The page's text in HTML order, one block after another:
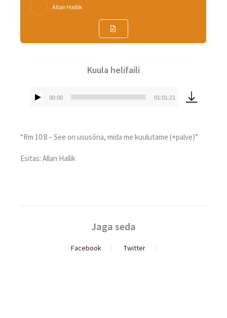
Allan Hallik
Kuula helifaili
00:00 01:01:21
“Rm 10:8 – See on ususõna, mida me kuulutame (+palve)”
Esitas: Allan Hallik
Jaga seda
Facebook Twitter